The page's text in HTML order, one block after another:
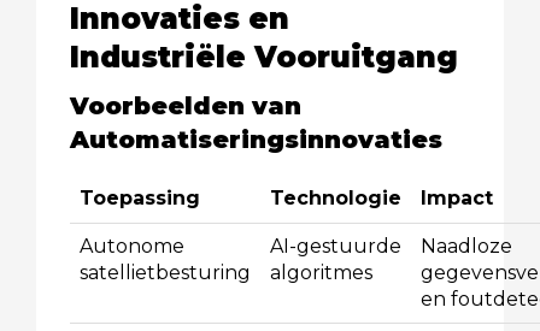
Innovaties en
Industriële Vooruitgang
Voorbeelden van
Automatiseringsinnovaties
Toepassing Technologie Impact
Autonome
satellietbesturing
AI-gestuurde
algoritmes
Naadloze
en